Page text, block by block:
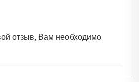
отзыв, Вам необходимо